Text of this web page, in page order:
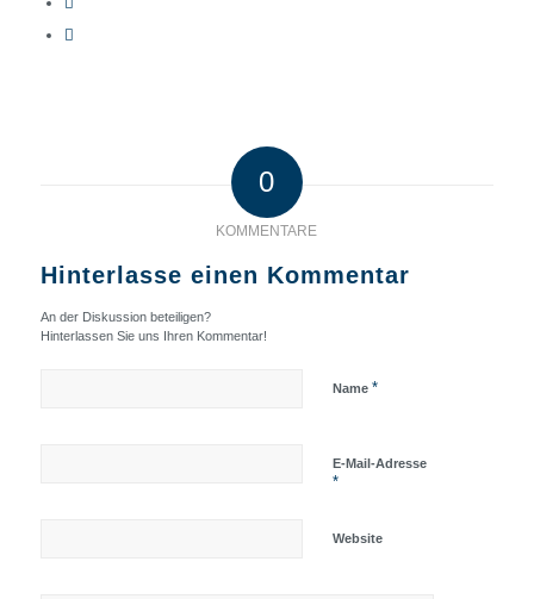
0
KOMMENTARE
Hinterlasse einen Kommentar
An der Diskussion beteiligen?
Hinterlassen Sie uns Ihren Kommentar!
Name *
E-Mail-Adresse
*
Website